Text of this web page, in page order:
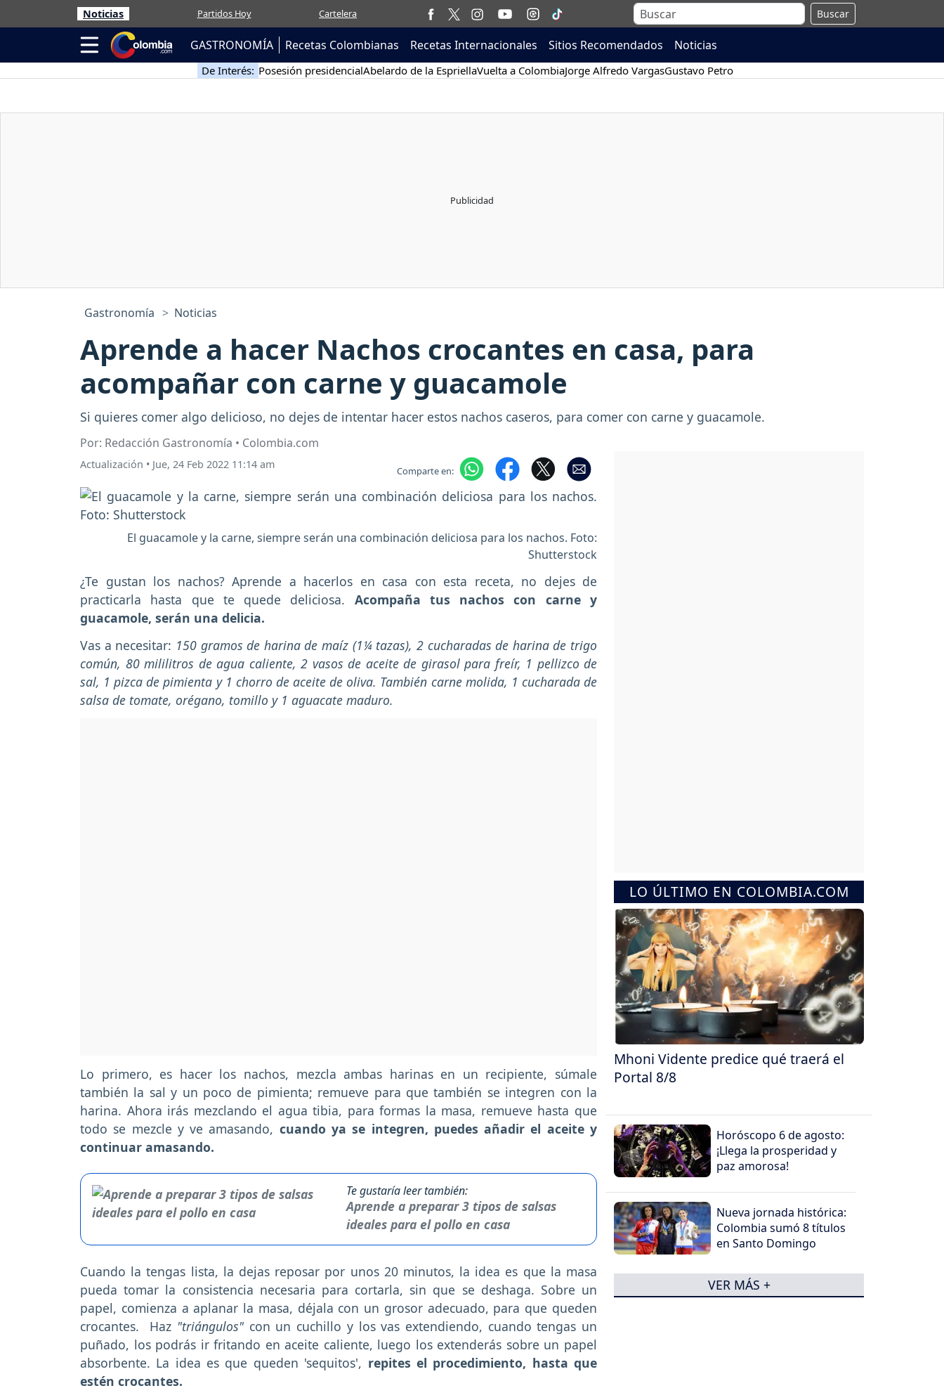
Noticias Partidos Hoy Cartelera Buscar
GASTRONOMÍA Recetas Colombianas Recetas Internacionales Sitios Recomendados Noticias
De Interés: Posesión presidencialAbelardo de la EspriellaVuelta a ColombiaJorge Alfredo VargasGustavo Petro
Gastronomía Noticias
Aprende a hacer Nachos crocantes en casa, para
acompañar con carne y guacamole
Si quieres comer algo delicioso, no dejes de intentar hacer estos nachos caseros, para comer con carne y guacamole.
Por: Redacción Gastronomía • Colombia.com
Actualización • Jue, 24 Feb 2022 11:14 am Comparte en:
El guacamole y la carne, siempre serán una combinación deliciosa para los nachos. Foto:
Shutterstock
¿Te gustan los nachos? Aprende a hacerlos en casa con esta receta, no dejes de
practicarla hasta que te quede deliciosa. Acompaña tus nachos con carne y
guacamole, serán una delicia.
Vas a necesitar: 150 gramos de harina de maíz (1¼ tazas), 2 cucharadas de harina de trigo
común, 80 mililitros de agua caliente, 2 vasos de aceite de girasol para freír, 1 pellizco de
sal, 1 pizca de pimienta y 1 chorro de aceite de oliva. También carne molida, 1 cucharada de
salsa de tomate, orégano, tomillo y 1 aguacate maduro.
Lo primero, es hacer los nachos, mezcla ambas harinas en un recipiente, súmale
también la sal y un poco de pimienta; remueve para que también se integren con la
harina. Ahora irás mezclando el agua tibia, para formas la masa, remueve hasta que
todo se mezcle y ve amasando, cuando ya se integren, puedes añadir el aceite y
continuar amasando.
Te gustaría leer también:
Aprende a preparar 3 tipos de salsas
ideales para el pollo en casa
Cuando la tengas lista, la dejas reposar por unos 20 minutos, la idea es que la masa
pueda tomar la consistencia necesaria para cortarla, sin que se deshaga. Sobre un
papel, comienza a aplanar la masa, déjala con un grosor adecuado, para que queden
crocantes. Haz "triángulos" con un cuchillo y los vas extendiendo, cuando tengas un
puñado, los podrás ir fritando en aceite caliente, luego los extenderás sobre un papel
absorbente. La idea es que queden 'sequitos', repites el procedimiento, hasta que
estén crocantes.
LO ÚLTIMO EN COLOMBIA.COM
Mhoni Vidente predice qué traerá el
Portal 8/8
Horóscopo 6 de agosto:
¡Llega la prosperidad y
paz amorosa!
Nueva jornada histórica:
Colombia sumó 8 títulos
en Santo Domingo
VER MÁS +